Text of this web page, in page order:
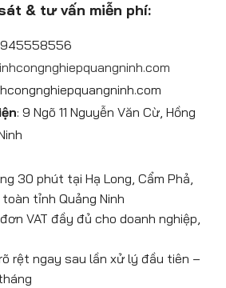
& tư vấn miễn phí:
: 9 Ngõ 11 Nguyễn Văn Cừ, Hồng
30 phút tại Hạ Long, Cẩm Phả,
toàn tỉnh Quảng Ninh
VAT đầy đủ cho doanh nghiệp,
rệt ngay sau lần xử lý đầu tiên –